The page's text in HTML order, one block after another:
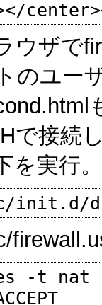
ウザで
のユー
で接続
を実行。
-t nat